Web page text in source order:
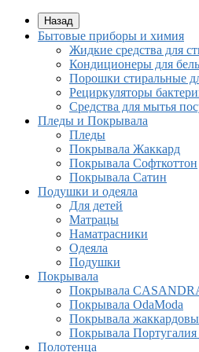
Назад
Бытовые приборы и химия
Жидкие средства для
Кондиционеры для
Порошки стиральные
Рециркуляторы
Средства для мытья
Пледы и Покрывала
Пледы
Покрывала Жаккард
Покрывала Софткоттон
Покрывала Сатин
Подушки и одеяла
Для детей
Матрацы
Наматрасники
Одеяла
Подушки
Покрывала
Покрывалa
Покрывала OdaModa
Покрывала
Покрывала Португалия
Полотенца